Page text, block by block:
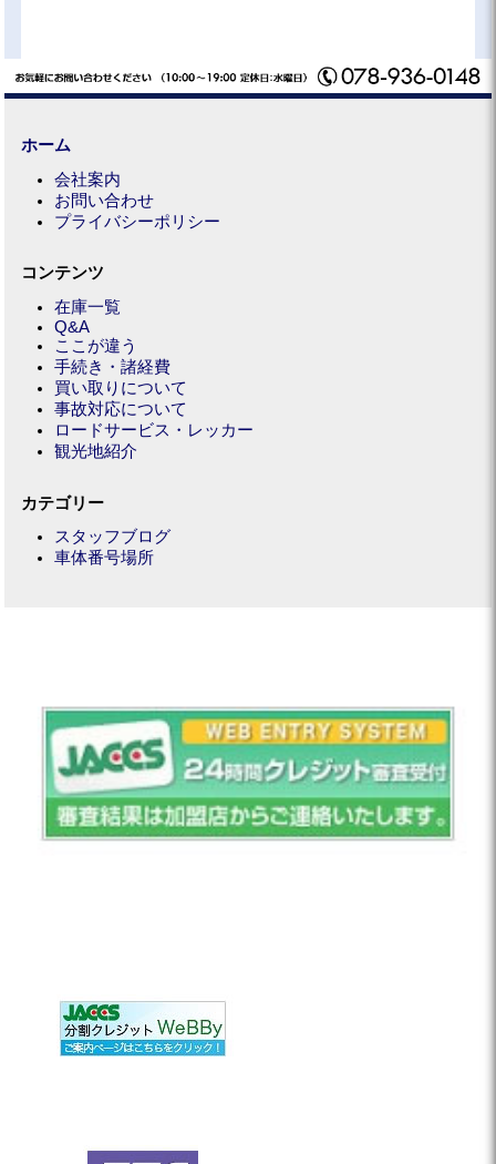
ホーム
会社案内
お問い合わせ
プライバシーポリシー
コンテンツ
在庫一覧
Q&A
ここが違う
手続き・諸経費
買い取りについて
事故対応について
ロードサービス・レッカー
観光地紹介
カテゴリー
スタッフブログ
車体番号場所